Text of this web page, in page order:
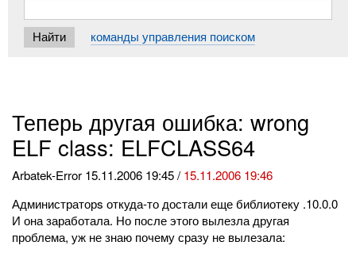
команды управления поиском
Теперь другая ошибка: wrong
ELF class: ELFCLASS64
Arbatek-Error 15.11.2006 19:45 /15.11.2006 19:46
Администраторs откуда-то достали еще библиотеку .10.0.0
И она заработала. Но после этого вылезла другая
проблема, уж не знаю почему сразу не вылезала: